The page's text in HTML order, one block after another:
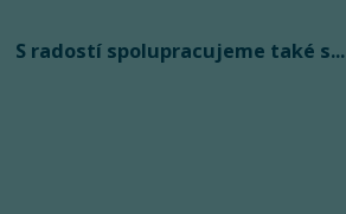
S radostí spolupracujeme také s...